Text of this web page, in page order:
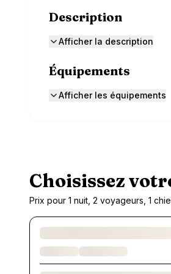
Description
Afficher la description
Équipements
Afficher les équipements
Choisissez
Prix pour 1 nuit, 2 voyageurs, 1
Chargement des chambres et